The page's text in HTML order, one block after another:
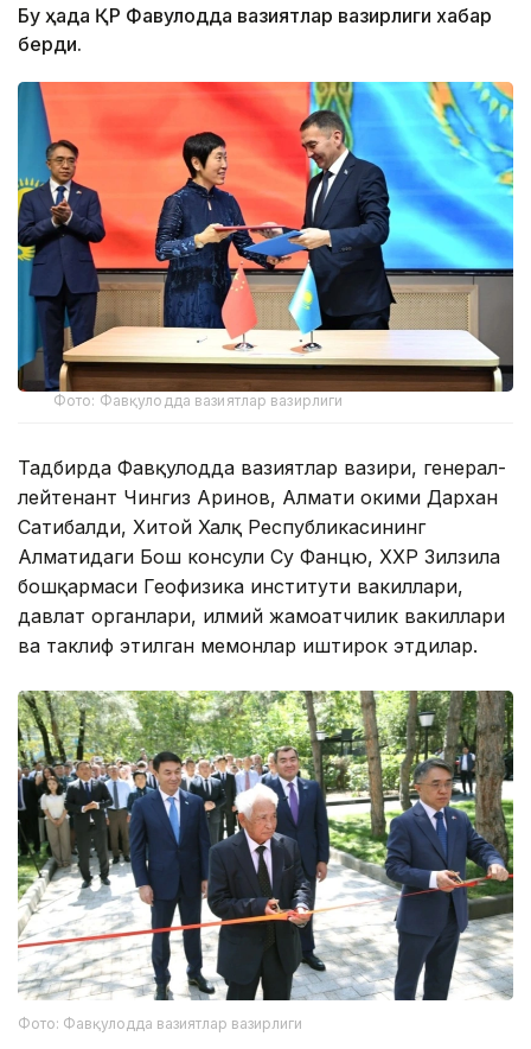
Бу ҳақда ҚР Фавқулодда вазиятлар вазирлиги хабар
берди.
Фото: Фавқулодда вазиятлар вазирлиги
Тадбирда Фавқулодда вазиятлар вазири, генерал-
лейтенант Чингиз Аринов, Алмати ҳокими Дархан
Сатибалди, Хитой Халқ Республикасининг
Алматидаги Бош консули Су Фанцю, ХХР Зилзила
бошқармаси Геофизика институти вакиллари,
давлат органлари, илмий жамоатчилик вакиллари
ва таклиф этилган меҳмонлар иштирок этдилар.
Фото: Фавқулодда вазиятлар вазирлиги